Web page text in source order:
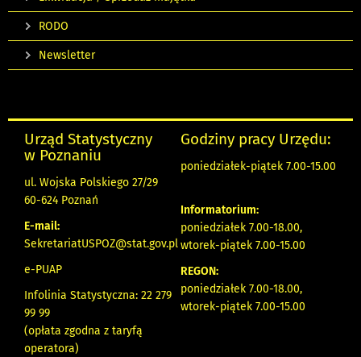
RODO
Newsletter
Urząd Statystyczny
w Poznaniu
ul. Wojska Polskiego 27/29
60-624 Poznań
E-mail:
SekretariatUSPOZ@stat.gov.pl
e-PUAP
Infolinia Statystyczna: 22 279
99 99
(opłata zgodna z taryfą
operatora)
Godziny pracy Urzędu:
poniedziałek-piątek 7.00-15.00
Informatorium:
poniedziałek 7.00-18.00,
wtorek-piątek 7.00-15.00
REGON:
poniedziałek 7.00-18.00,
wtorek-piątek 7.00-15.00